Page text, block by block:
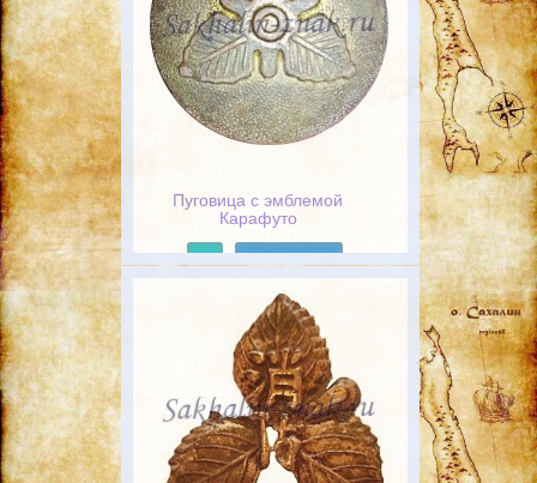
Пуговица с эмблемой
Карафуто